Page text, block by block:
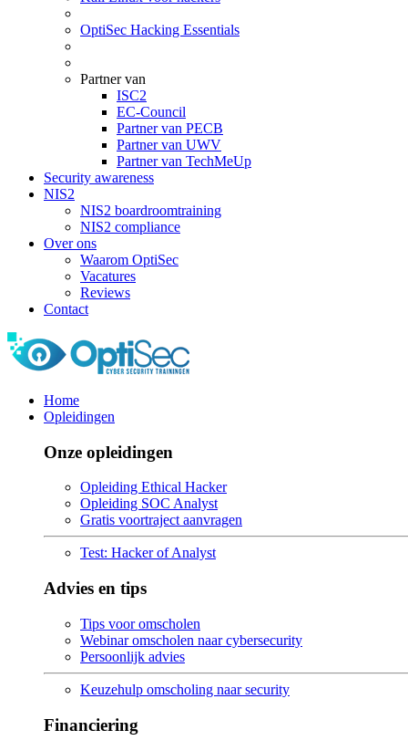
OptiSec Hacking Essentials
Partner van
ISC2
EC-Council
Partner van PECB
Partner van UWV
Partner van TechMeUp
Security awareness
NIS2
NIS2 boardroomtraining
NIS2 compliance
Over ons
Waarom OptiSec
Vacatures
Reviews
Contact
Home
Opleidingen
Onze opleidingen
Opleiding Ethical Hacker
Opleiding SOC Analyst
Gratis voortraject aanvragen
Test: Hacker of Analyst
Advies en tips
Tips voor omscholen
Webinar omscholen naar cybersecurity
Persoonlijk advies
Keuzehulp omscholing naar security
Financiering